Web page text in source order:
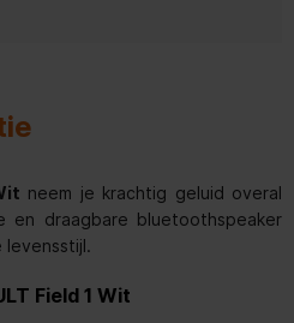
neem je krachtig geluid overal
en draagbare bluetoothspeaker
Field 1 Wit